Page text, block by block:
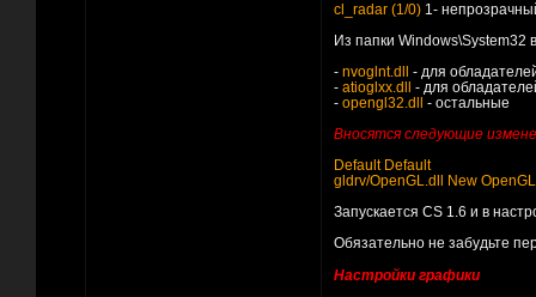
cl_radar (1/0) 1-
Из папки Windows\System32
- nvoglnt.dll
- для
- atioglxx.dll
- для
- opengl32.dll
- остальные
Вносятся следующие
Default Default
gldrv/OpenGL.dll New OpenGL
Запускается CS 1.6 и в
Обязательно не забудьте
Настройки графики